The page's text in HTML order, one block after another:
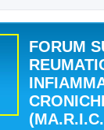
FORUM